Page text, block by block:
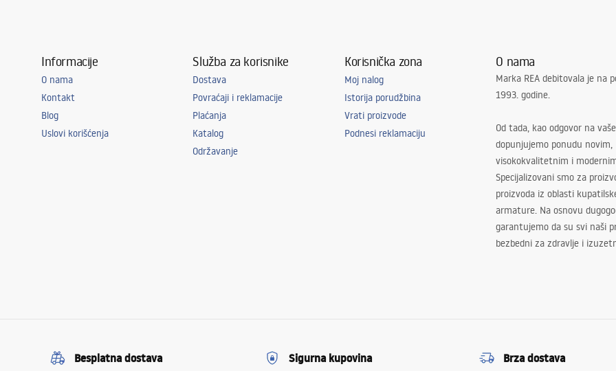
Informacije
O nama
Kontakt
Blog
Uslovi korišćenja
Služba za korisnike
Dostava
Povraćaji i reklamacije
Plaćanja
Katalog
Održavanje
Korisnička zona
Moj nalog
Istorija porudžbina
Vrati proizvode
Podnesi reklamaciju
O nama
Marka REA debitovala je na
1993. godine.
Od tada, kao odgovor na
dopunjujemo ponudu novim,
visokokvalitetnim i
Specijalizovani smo za
proizvoda iz oblasti
armature. Na osnovu
garantujemo da su svi naši
bezbedni za zdravlje i
Besplatna dostava Sigurna kupovina Brza dostava